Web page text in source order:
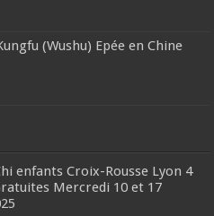
(Wushu) Epée en Chine
enfants Croix-Rousse Lyon 4
Mercredi 10 et 17